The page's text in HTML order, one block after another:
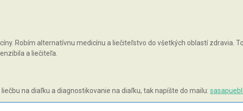
Robím alternatívnu medicínu a liečiteľstvo do všetkých oblastí zdravia.
a liečiteľa.
na diaľku a diagnostikovanie na diaľku, tak napíšte do mailu: